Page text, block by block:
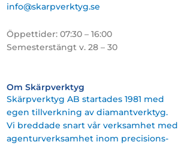
info@skarpverktyg.se
Öppettider: 07:30 – 16:00
Semesterstängt v. 28 – 30
Om Skärpverktyg
Skärpverktyg AB startades 1981 med
egen tillverkning av diamantverktyg.
Vi breddade snart vår verksamhet med
agenturverksamhet inom precisions-